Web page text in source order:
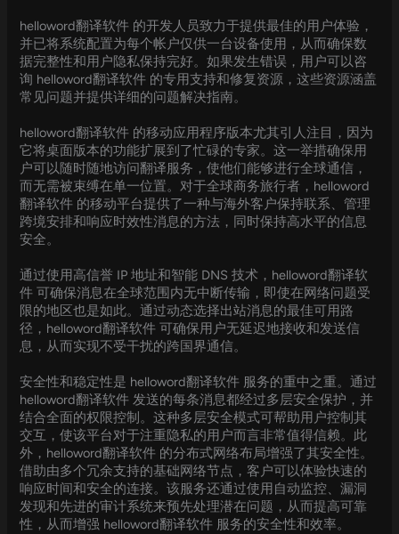
helloword翻译软件 的开发人员致力于提供最佳的用户体验，
并已将系统配置为每个帐户仅供一台设备使用，从而确保数
据完整性和用户隐私保持完好。如果发生错误，用户可以咨
询 helloword翻译软件 的专用支持和修复资源，这些资源涵盖
常见问题并提供详细的问题解决指南。
helloword翻译软件 的移动应用程序版本尤其引人注目，因为
它将桌面版本的功能扩展到了忙碌的专家。这一举措确保用
户可以随时随地访问翻译服务，使他们能够进行全球通信，
而无需被束缚在单一位置。对于全球商务旅行者，helloword
翻译软件 的移动平台提供了一种与海外客户保持联系、管理
跨境安排和响应时效性消息的方法，同时保持高水平的信息
安全。
通过使用高信誉 IP 地址和智能 DNS 技术，helloword翻译软
件 可确保消息在全球范围内无中断传输，即使在网络问题受
限的地区也是如此。通过动态选择出站消息的最佳可用路
径，helloword翻译软件 可确保用户无延迟地接收和发送信
息，从而实现不受干扰的跨国界通信。
安全性和稳定性是 helloword翻译软件 服务的重中之重。通过
helloword翻译软件 发送的每条消息都经过多层安全保护，并
结合全面的权限控制。这种多层安全模式可帮助用户控制其
交互，使该平台对于注重隐私的用户而言非常值得信赖。此
外，helloword翻译软件 的分布式网络布局增强了其安全性。
借助由多个冗余支持的基础网络节点，客户可以体验快速的
响应时间和安全的连接。该服务还通过使用自动监控、漏洞
发现和先进的审计系统来预先处理潜在问题，从而提高可靠
性，从而增强 helloword翻译软件 服务的安全性和效率。